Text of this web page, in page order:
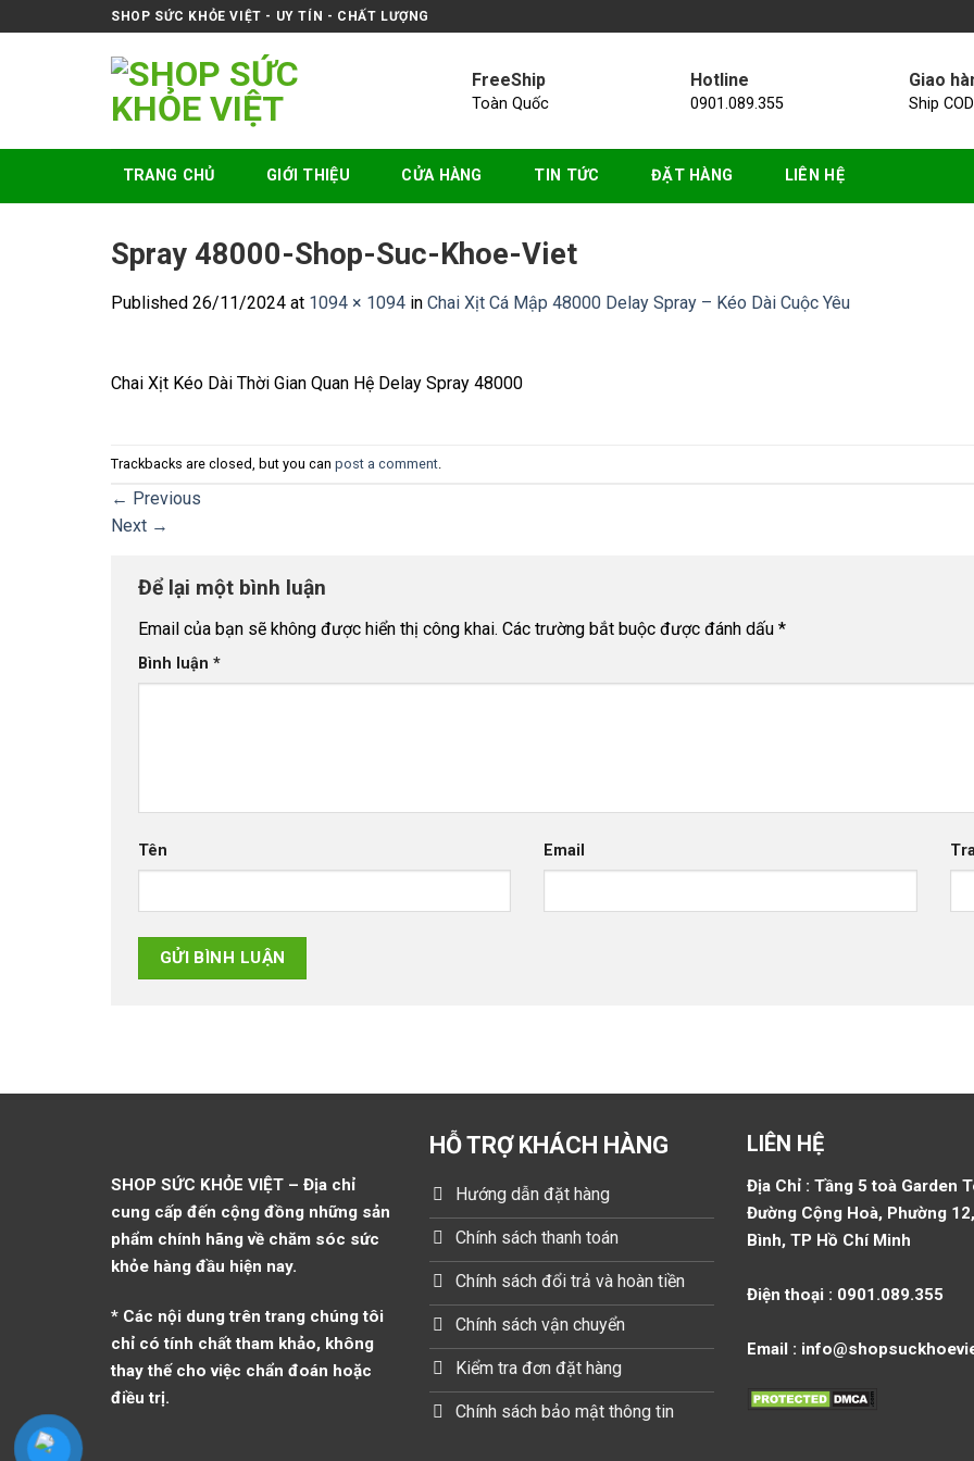
to
SHOP SỨC KHỎE VIỆT - UY TÍN - CHẤT LƯỢNG
FreeShip
Toàn Quốc
Hotline
0901.089.355
Giao
Ship
TRANG CHỦ GIỚI THIỆU CỬA HÀNG TIN TỨC ĐẶT HÀNG LIÊN HỆ
Spray 48000-Shop-Suc-Khoe-Viet
Published 26/11/2024 at 1094 × 1094 in Chai Xịt Cá Mập 48000 Delay Spray – Kéo Dài Cuộc Yêu
Chai Xịt Kéo Dài Thời Gian Quan Hệ Delay Spray 48000
Trackbacks are closed, but you can post a comment
← Previous
Next →
Để lại một bình luận
Email của bạn sẽ không được hiển thị công khai. Các trường bắt buộc được đánh dấu *
Bình luận *
Tên Email
SHOP SỨC KHỎE VIỆT – Địa chỉ
cung cấp đến cộng đồng những sản
phẩm chính hãng về chăm sóc sức
khỏe hàng đầu hiện nay.
* Các nội dung trên trang chúng tôi
chỉ có tính chất tham khảo, không
thay thế cho việc chẩn đoán hoặc
điều trị.
HỖ TRỢ KHÁCH HÀNG
Hướng dẫn đặt hàng
Chính sách thanh toán
Chính sách đổi trả và hoàn tiền
Chính sách vận chuyển
Kiểm tra đơn đặt hàng
Chính sách bảo mật thông tin
LIÊN HỆ
Địa Chỉ : Tầng 5 toà Garden
Đường Cộng Hoà, Phường
Bình, TP Hồ Chí Minh
Điện thoại : 0901.089.355
Email :